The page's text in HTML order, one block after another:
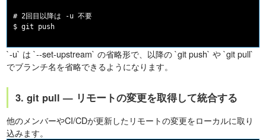
# 2回目以降は -u 不要
`-u` は `--set-upstream` の省略形で、以降の `git push` や `git pull`
でブランチ名を省略できるようになります。
3. git pull — リモートの変更を取得して統合する
他のメンバーやCI/CDが更新したリモートの変更をローカルに取り
込みます。